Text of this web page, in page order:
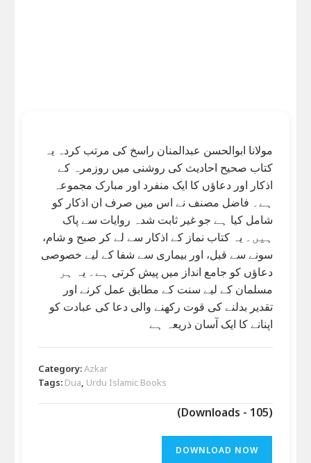
مولانا ابوالحسن عبدالمنان راسخ کی مرتب کردہ یہ
کتاب صحیح احادیث کی روشنی میں روزمرہ کے
اذکار اور دعاؤں کا ایک منفرد اور مبارک مجموعہ
ہے۔ فاضل مصنف نے اس میں صرف ان اذکار کو
شامل کیا ہے جو غیر ثابت شدہ روایات سے پاک
ہیں۔ یہ کتاب نماز کے اذکار سے لے کر صبح و شام،
سونے سے قبل، اور بیماری سے شفا کے لیے خصوصی
دعاؤں کو جامع انداز میں پیش کرتی ہے۔ یہ ہر
مسلمان کے لیے سنت کے مطابق عمل کرنے اور
تقدیر بدلنے کی قوت رکھنے والی دعا کی عبادت کو
اپنانے کا ایک آسان ذریعہ ہے
Category:Azkar
Tags: Dua, Urdu Islamic Books
(Downloads - 105)
DOWNLOAD NOW